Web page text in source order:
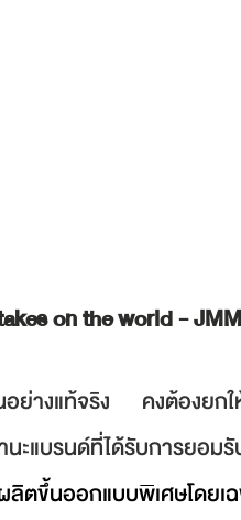
on the world - JMM
อย่างแท้จริง  คงต้องยก
ะแบรนด์ที่ได้รับการยอม
ตขึ้นออกแบบพิเศษโดยเ